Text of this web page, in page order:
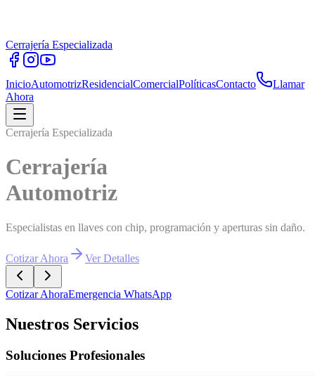
Cerrajería Especializada
InicioAutomotrizResidencialComercialPolíticasContacto
Llamar
Ahora
Especializada
lo que más importa: Expertos en seguridad residencial
Ahora Ver Detalles
Cotizar AhoraEmergencia WhatsApp
Nuestros Servicios
Soluciones Profesionales